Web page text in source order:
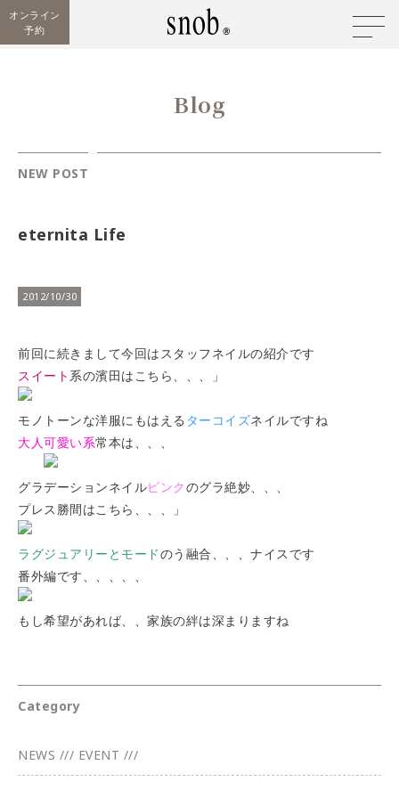
オンライン
予約
Blog
NEW POST
eternita Life
2012/10/30
前回に続きまして今回はスタッフネイルの紹介です
スイート 系の濱田はこちら、、、」
モノトーンな洋服にもはえる ターコイズネイルですね
大人可愛い系常本は、、、
グラデーションネイルピンクのグラ絶妙、、、
プレス勝間はこちら、、、」
ラグジュアリーとモードのう融合、、、ナイスです
番外編です、、、、、
もし希望があれば、、家族の絆は深まりますね
Category
NEWS /// EVENT ///